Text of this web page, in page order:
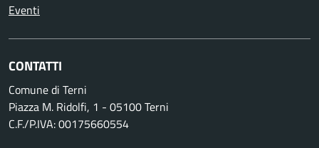
Eventi
CONTATTI
Comune di Terni
Piazza M. Ridolfi, 1 - 05100 Terni
C.F./P.IVA: 00175660554